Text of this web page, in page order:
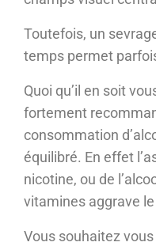
Toutefois, un
temps permet
Quoi qu’il en soit
fortement
consommation
équilibré. En effet
nicotine, ou de
vitamines aggrave
Vous souhaitez